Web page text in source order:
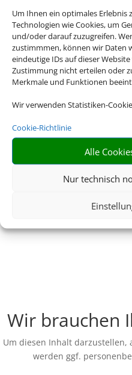
Um Ihnen ein optimales Erlebnis
Technologien wie Cookies, um
und/oder darauf zuzugreifen.
zustimmmen, können wir Daten
eindeutige IDs auf dieser
Zustimmung nicht erteilen oder
Merkmale und Funktionen
Wir verwenden Statistiken-
Cookie-Richtlinie
Alle
Nur technisch
Wir brauchen
Um diesen Inhalt darzustellen,
werden ggf.